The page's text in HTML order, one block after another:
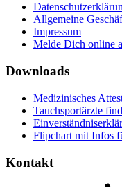
Allgemeine
Impressum
Melde Dich online
Downloads
Medizinisches
Tauchsportärzte
Flipchart mit Infos
Kontakt